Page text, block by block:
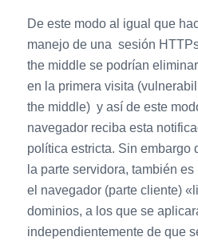
De este modo al igual que
manejo de una sesión
the middle se podrían
en la primera visita
the middle) y así de este
navegador reciba esta
política estricta. Sin embargo
la parte servidora, también
el navegador (parte cliente)
dominios, a los que se
independientemente de que